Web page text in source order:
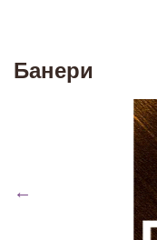
Банери